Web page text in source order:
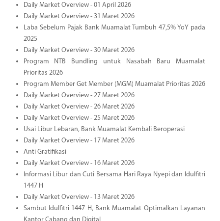
Daily Market Overview - 01 April 2026
Daily Market Overview - 31 Maret 2026
Laba Sebelum Pajak Bank Muamalat Tumbuh 47,5% YoY pada
2025
Daily Market Overview - 30 Maret 2026
Program NTB Bundling untuk Nasabah Baru Muamalat
Prioritas 2026
Program Member Get Member (MGM) Muamalat Prioritas 2026
Daily Market Overview - 27 Maret 2026
Daily Market Overview - 26 Maret 2026
Daily Market Overview - 25 Maret 2026
Usai Libur Lebaran, Bank Muamalat Kembali Beroperasi
Daily Market Overview - 17 Maret 2026
Anti Gratifikasi
Daily Market Overview - 16 Maret 2026
Informasi Libur dan Cuti Bersama Hari Raya Nyepi dan Idulfitri
1447 H
Daily Market Overview - 13 Maret 2026
Sambut Idulfitri 1447 H, Bank Muamalat Optimalkan Layanan